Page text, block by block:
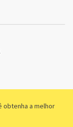
obtenha a melhor